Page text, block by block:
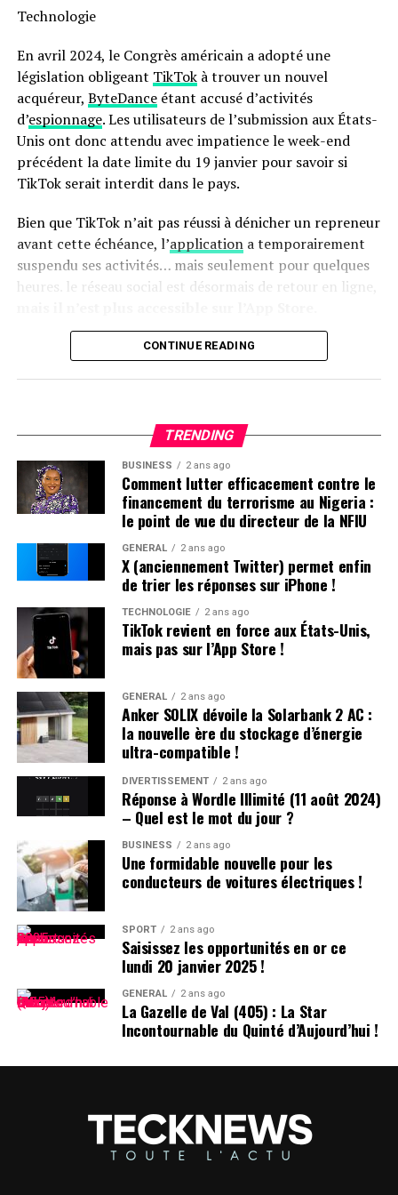
moins énergivore et presque deux fois plus rapide qu’un
tactile facilite son utilisation quotidienne.
en outre, le panier antiadhésif compatible lave-vaisselle
simplifie grandement l’entretien après chaque
utilisation. N’oubliez pas qu’il s’agit là encore d’une
offre temporaire ; ne tardez donc pas si vous souhaitez
profiter du meilleur prix possible sur cette friteuse
Pour accéder à cette remise exceptionnelle :
Technologie
En avril 2024, le Congrès américain a adopté une
législation obligeant TikTokà trouver un nouvel
acquéreur, ByteDanceétant accusé d’activités
d’espionnage. Les utilisateurs de l’submission aux États-
Unis ont donc attendu avec impatience le week-end
précédent la date limite du 19 janvier pour savoir si
TikTok serait interdit dans le pays.
Bien que TikTok n’ait pas réussi à dénicher un repreneur
avant cette échéance, l’applicationa temporairement
suspendu ses activités… mais seulement pour quelques
heures. le réseau social est désormais de retour en ligne,
Retour de TikTok : Une Absence
Persistante sur l’App Store
App store par un communiqué officiel.«Apple doit
respecter les lois en vigueur dans les régions où elle
opère. Selon la loi Protecting Americans from Foreign
Adversary Controlled Applications act, les applications
développées par ByteDance ltd., y compris TikTok et ses
filiales comme CapCut et Lemon8, ne pourront plus être
téléchargées ou mises à jour sur l’App Store pour les
utilisateurs américains après le 19 janvier 2025», précise
la société.
Il est crucial de souligner que les utilisateurs américains
ayant déjà installé TikTok peuvent toujours accéder au
service. Cependant, ils ne recevront plus aucune mise à
jour future de l’application. L’avenir du réseau social
pourrait dépendre des décisions du nouveau président
des États-Unis.
DÉCLARATION DE TIKTOK :
>
En collaboration avec nos
partenaires techniques,
nous travaillons activement
à rétablir notre service.
Nous remercions le
président Trump pour avoir
rassuré nos partenaires
qu’ils ne subiront aucune
CONTINUE READING
TRENDING
BUSINESS 2 ans ago
Comment lutter efficacement contre le
financement du terrorisme au Nigeria :
le point de vue du directeur de la NFIU
GÉNÉRAL 2 ans ago
X (anciennement Twitter) permet enfin
de trier les réponses sur iPhone !
TECHNOLOGIE 2 ans ago
TikTok revient en force aux États-Unis,
mais pas sur l’App Store !
GÉNÉRAL 2 ans ago
Anker SOLIX dévoile la Solarbank 2 AC :
la nouvelle ère du stockage d’énergie
ultra-compatible !
DIVERTISSEMENT 2 ans ago
Réponse à Wordle Illimité (11 août 2024)
– Quel est le mot du jour ?
BUSINESS 2 ans ago
Une formidable nouvelle pour les
conducteurs de voitures électriques !
SPORT 2 ans ago
Saisissez les opportunités en or ce
lundi 20 janvier 2025 !
GÉNÉRAL 2 ans ago
La Gazelle de Val (405) : La Star
Incontournable du Quinté d’Aujourd’hui !